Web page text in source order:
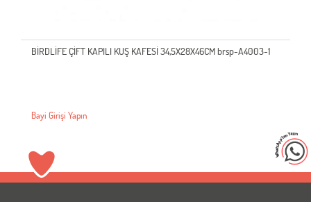
BİRDLİFE ÇİFT KAPILI KUŞ KAFESİ 34,5X28X46CM brsp-A4003-1
Bayi Girişi Yapın